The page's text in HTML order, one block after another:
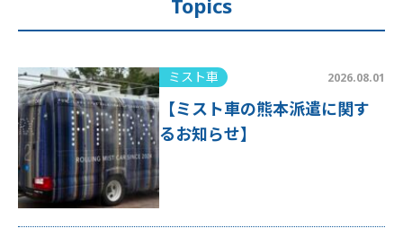
Topics
ミスト車 2026.08.01
【ミスト車の熊本派遣に関す
るお知らせ】